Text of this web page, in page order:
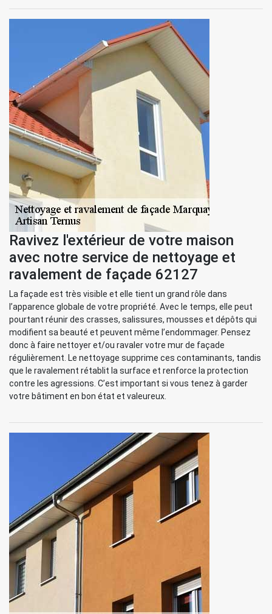
Ravivez l'extérieur de votre maison
avec notre service de nettoyage et
ravalement de façade 62127
La façade est très visible et elle tient un grand rôle dans
l’apparence globale de votre propriété. Avec le temps, elle peut
pourtant réunir des crasses, salissures, mousses et dépôts qui
modifient sa beauté et peuvent même l’endommager. Pensez
donc à faire nettoyer et/ou ravaler votre mur de façade
régulièrement. Le nettoyage supprime ces contaminants, tandis
que le ravalement rétablit la surface et renforce la protection
contre les agressions. C’est important si vous tenez à garder
votre bâtiment en bon état et valeureux.